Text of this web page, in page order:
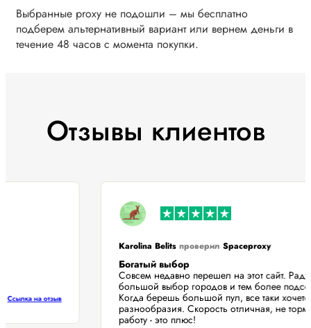
Выбранные proxy не подошли – мы бесплатно
подберем альтернативный вариант или вернем деньги в
течение 48 часов с момента покупки.
Отзывы клиентов
Ссылка на отзыв
Karolina BelitsпроверилSpaceproxy
Богатый выбор
Совсем недавно перешел на этот сайт.
большой выбор городов и тем более
Когда берешь большой пул, все таки
разнообразия. Скорость отличная, не
работу - это плюс!